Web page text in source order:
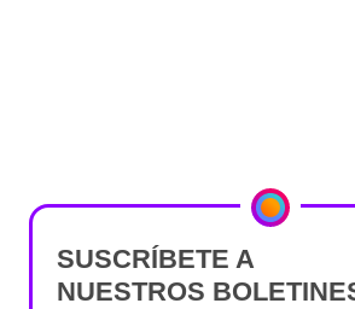
SUSCRÍBETE A
NUESTROS